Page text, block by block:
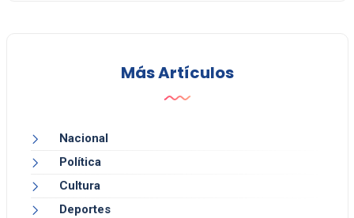
Más Artículos
Nacional
Política
Cultura
Deportes